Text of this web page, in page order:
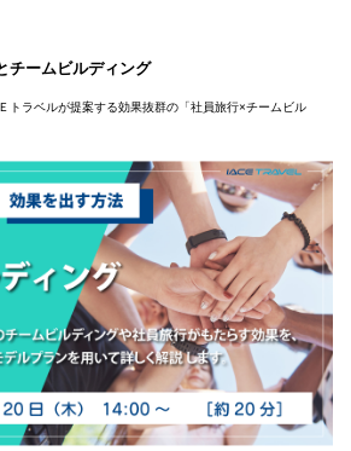
チームビルディング
トラベルが提案する効果抜群の「社員旅行×チームビル